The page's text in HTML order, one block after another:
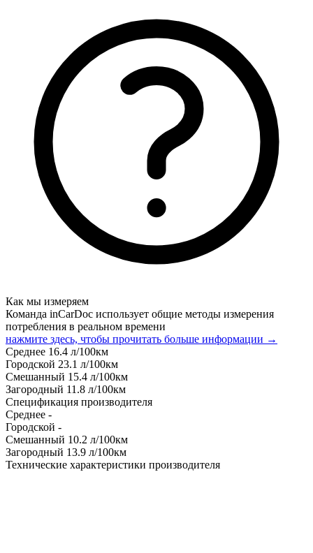
Как мы измеряем
Команда inCarDoc использует общие методы измерения
потребления в реальном времени
нажмите здесь, чтобы прочитать больше информации →
Среднее 16.4 л/100км
Городской 23.1 л/100км
Смешанный 15.4 л/100км
Загородный 11.8 л/100км
Спецификация производителя
Среднее -
Городской -
Смешанный 10.2 л/100км
Загородный 13.9 л/100км
Технические характеристики производителя